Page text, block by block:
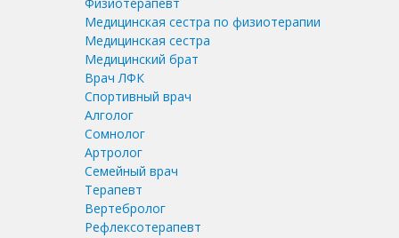
Медицинская сестра по физиотерапии
Медицинская сестра
Медицинский брат
Врач ЛФК
Спортивный врач
Алголог
Сомнолог
Артролог
Семейный врач
Терапевт
Вертебролог
Рефлексотерапевт